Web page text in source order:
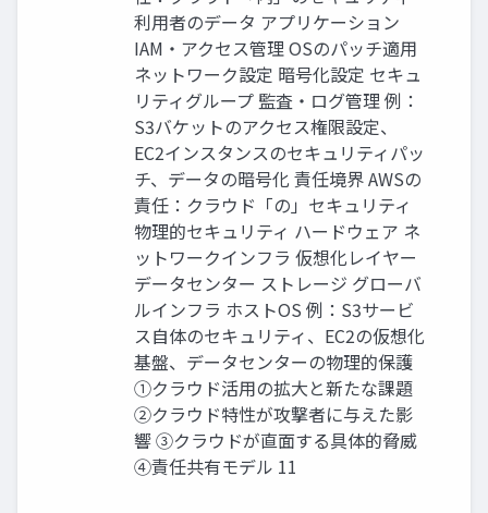
利⽤者のデータ アプリケーション
IAM・アクセス管理 OSのパッチ適⽤
ネットワーク設定 暗号化設定 セキュ
リティグループ 監査・ログ管理 例：
S3バケットのアクセス権限設定、
EC2インスタンスのセキュリティパッ
チ、データの暗号化 責任境界 AWSの
責任：クラウド「の」セキュリティ
物理的セキュリティ ハードウェア ネ
ットワークインフラ 仮想化レイヤー
データセンター ストレージ グローバ
ルインフラ ホストOS 例：S3サービ
ス⾃体のセキュリティ、EC2の仮想化
基盤、データセンターの物理的保護
①クラウド活用の拡大と新たな課題
②クラウド特性が攻撃者に与えた影
響 ③クラウドが直面する具体的脅威
④責任共有モデル 11